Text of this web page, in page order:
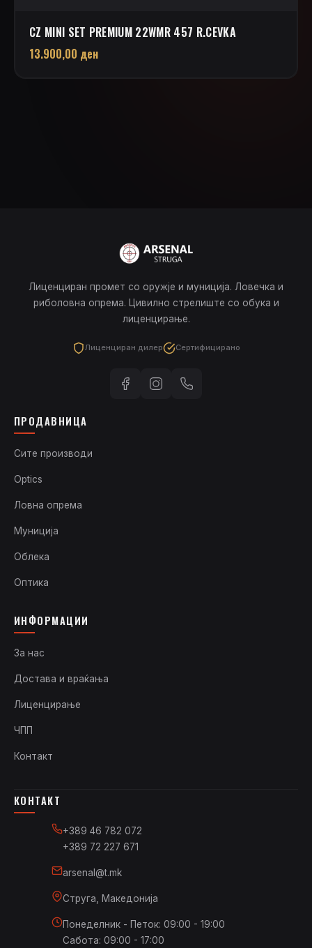
CZ MINI SET PREMIUM 22WMR 457 R.CEVKA
13.900,00 ден
Лиценциран промет со оружје и муниција. Ловечка и
риболовна опрема. Цивилно стрелиште со обука и
лиценцирање.
Лиценциран дилер Сертифицирано
ПРОДАВНИЦА
Сите производи
Optics
Ловна опрема
Муниција
Облека
Оптика
ИНФОРМАЦИИ
За нас
Достава и враќања
Лиценцирање
ЧПП
Контакт
КОНТАКТ
+389 46 782 072
+389 72 227 671
arsenal@t.mk
Струга, Македонија
Понеделник - Петок: 09:00 - 19:00
Сабота: 09:00 - 17:00